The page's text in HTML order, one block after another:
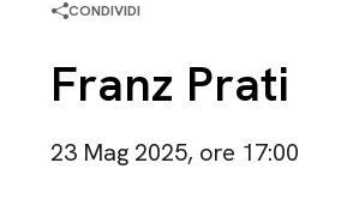
CONDIVIDI
Franz Prati
23 Mag 2025, ore 17:00